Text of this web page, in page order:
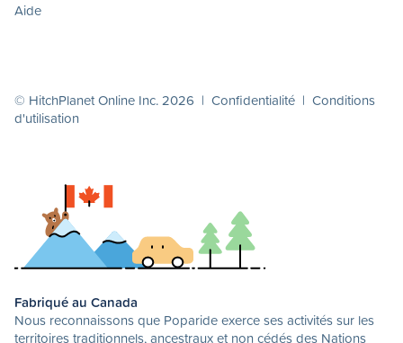
Aide
© HitchPlanet Online Inc. 2026 | Confidentialité | Conditions
d'utilisation
Fabriqué au Canada
Nous reconnaissons que Poparide exerce ses activités sur les
territoires traditionnels, ancestraux et non cédés des Nations